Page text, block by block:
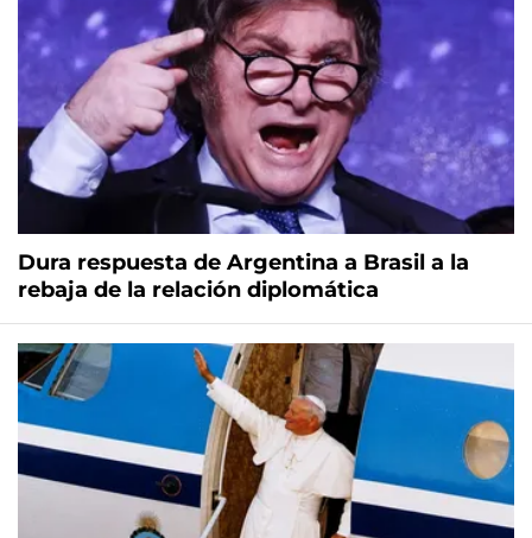
Dura respuesta de Argentina a Brasil a la
rebaja de la relación diplomática